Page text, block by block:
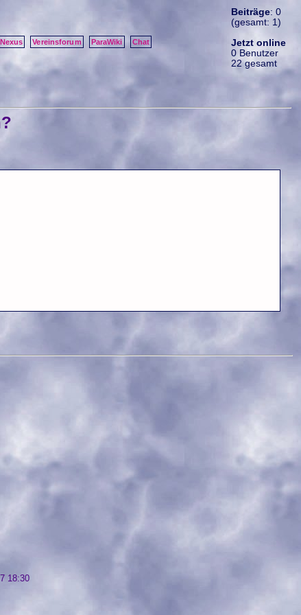
Beiträge: 0
(gesamt: 1)
Jetzt online
0 Benutzer
22 gesamt
Nexus Vereinsforum ParaWiki Chat
18:30